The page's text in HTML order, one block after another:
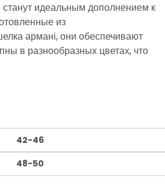
идеальным дополнением к
из
армані, они обеспечивают
в разнообразных цветах, что
их с другими элементами вашей
любимый размер и цвет для
образа.
42-46
48-50